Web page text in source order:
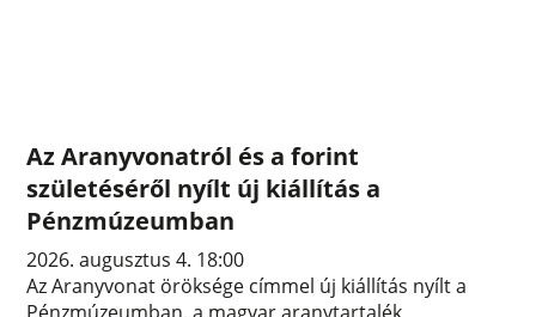
Az Aranyvonatról és a forint
születéséről nyílt új kiállítás a
Pénzmúzeumban
2026. augusztus 4. 18:00
Az Aranyvonat öröksége címmel új kiállítás nyílt a